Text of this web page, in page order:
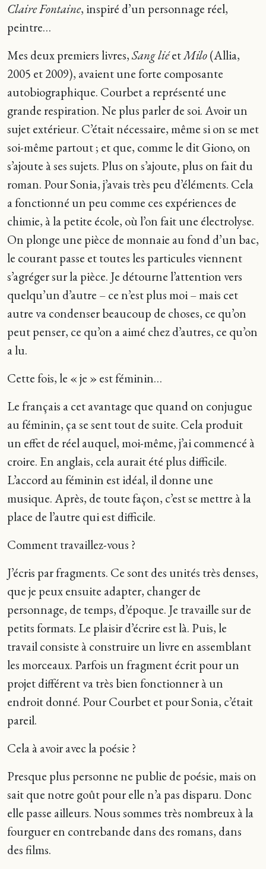
Claire Fontaine, inspiré d’un personnage réel,
peintre…
Mes deux premiers livres,Sang liéetMilo(Allia,
2005 et 2009), avaient une forte composante
autobiographique. Courbet a représenté une
grande respiration. Ne plus parler de soi. Avoir un
sujet extérieur. C’était nécessaire, même si on se met
soi-même partout ; et que, comme le dit Giono, on
s’ajoute à ses sujets. Plus on s’ajoute, plus on fait du
roman. Pour Sonia, j’avais très peu d’éléments. Cela
a fonctionné un peu comme ces expériences de
chimie, à la petite école, où l’on fait une électrolyse.
On plonge une pièce de monnaie au fond d’un bac,
le courant passe et toutes les particules viennent
s’agréger sur la pièce. Je détourne l’attention vers
quelqu’un d’autre – ce n’est plus moi – mais cet
autre va condenser beaucoup de choses, ce qu’on
peut penser, ce qu’on a aimé chez d’autres, ce qu’on
a lu.
Cette fois, le « je » est féminin…
Le français a cet avantage que quand on conjugue
au féminin, ça se sent tout de suite. Cela produit
un effet de réel auquel, moi-même, j’ai commencé à
croire. En anglais, cela aurait été plus difficile.
L’accord au féminin est idéal, il donne une
musique. Après, de toute façon, c’est se mettre à la
place de l’autre qui est difficile.
Comment travaillez-vous ?
J’écris par fragments. Ce sont des unités très denses,
que je peux ensuite adapter, changer de
personnage, de temps, d’époque. Je travaille sur de
petits formats. Le plaisir d’écrire est là. Puis, le
travail consiste à construire un livre en assemblant
les morceaux. Parfois un fragment écrit pour un
projet différent va très bien fonctionner à un
endroit donné. Pour Courbet et pour Sonia, c’était
pareil.
Cela à avoir avec la poésie ?
Presque plus personne ne publie de poésie, mais on
sait que notre goût pour elle n’a pas disparu. Donc
elle passe ailleurs. Nous sommes très nombreux à la
fourguer en contrebande dans des romans, dans
des films.